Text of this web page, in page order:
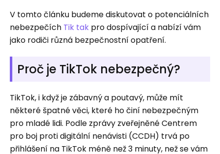
V tomto článku budeme diskutovat o potenciálních
nebezpečích Tik tak pro dospívající a nabízí vám
jako rodiči různá bezpečnostní opatření.
Proč je TikTok nebezpečný?
TikTok, i když je zábavný a poutavý, může mít
některé špatné věci, které ho činí nebezpečným
pro mladé lidi. Podle zprávy zveřejněné Centrem
pro boj proti digitální nenávisti (CCDH) trvá po
přihlášení na TikTok méně než 3 minuty, než se vám